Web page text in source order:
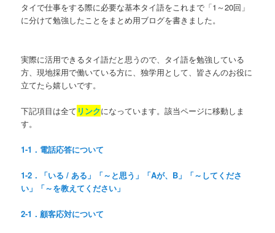
タイで仕事をする際に必要な基本タイ語をこれまで「1～20回」
に分けて勉強したことをまとめ用ブログを書きました。
実際に活用できるタイ語だと思うので、タイ語を勉強している
方、現地採用で働いている方に、独学用として、皆さんのお役に
立てたら嬉しいです。
下記項目は全て リンクになっています。該当ページに移動しま
す。
1-1．電話応答について
1-2．「いる / ある」「～と思う」「Aが、B」「～してくださ
い」「～を教えてください」
2-1．顧客応対について